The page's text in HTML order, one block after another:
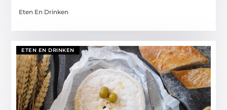
Eten En Drinken
ETEN EN DRINKEN